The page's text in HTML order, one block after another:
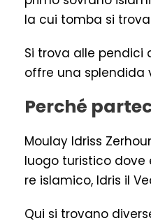
la cui tomba si
Si trova alle pendici
offre una splendida
Perché
Moulay Idriss
luogo turistico dove
re islamico, Idris il
Qui si trovano